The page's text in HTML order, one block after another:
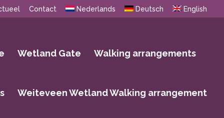
Contact Nederlands Deutsch English
Wetland Gate Walking arrangements
Weiteveen Wetland Walking arrangement